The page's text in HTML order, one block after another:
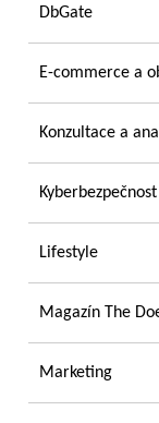
DbGate
E-commerce a
Konzultace a
Lifestyle
Magazín The
Marketing